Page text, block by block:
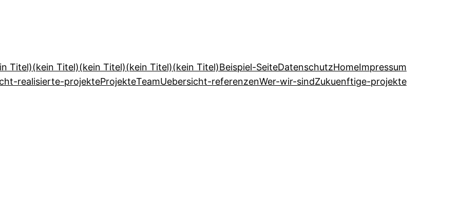
Titel)(kein Titel)(kein Titel)(kein Titel)(kein Titel)Beispiel-SeiteDatenschutzHomeImpressum
realisierte-projekteProjekteTeamUebersicht-referenzenWer-wir-sindZukuenftige-projekte